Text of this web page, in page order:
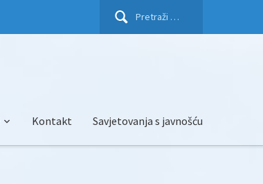
Pretraži:
Kontakt Savjetovanja s javnošću